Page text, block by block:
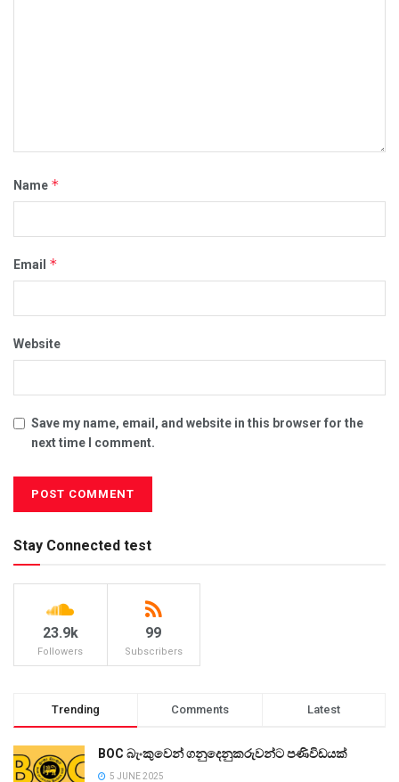
Name *
Email *
Website
Save my name, email, and website in this browser for the
next time I comment.
Stay Connected test
23.9k
Followers
99
Subscribers
Trending Comments Latest
BOC බැංකුවෙන් ගනුදෙනුකරුවන්ට පණිවිඩයක්
5 JUNE 2025